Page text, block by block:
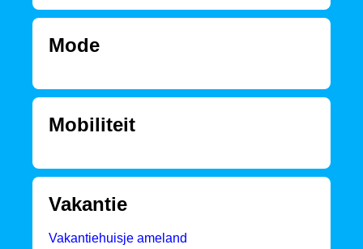
Mode
Mobiliteit
Vakantie
Vakantiehuisje ameland